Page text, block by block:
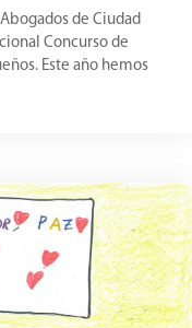
de Ciudad
Concurso de
Este año hemos